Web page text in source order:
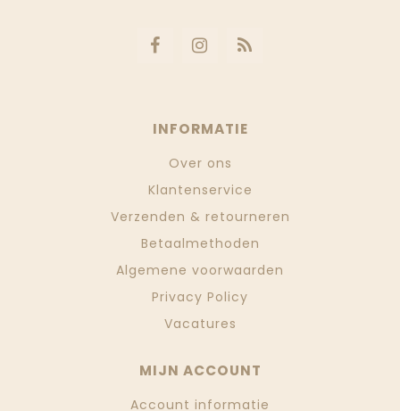
INFORMATIE
Over ons
Klantenservice
Verzenden & retourneren
Betaalmethoden
Algemene voorwaarden
Privacy Policy
Vacatures
MIJN ACCOUNT
Account informatie